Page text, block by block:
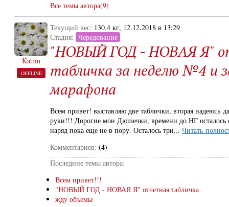
Все темы автора(9)
Katrin
OFFLINE
Текущий вес: 130.4 кг, 12.12.2018 в 13:29
Стадия: Чередование
"НОВЫЙ ГОД - НОВАЯ Я"
табличка за неделю №4 и
марафона
Всем привет! выставляю две таблички, вторая надеюсь
руки!!! Дорогие мои Дюшечки, времени до НГ осталось
наряд пока еще не в пору. Осталось три... Читать
Комментариев: (4)
Последние темы автора:
Всем привет!!!
"НОВЫЙ ГОД - НОВАЯ Я" отчетная табличка
жду объемы